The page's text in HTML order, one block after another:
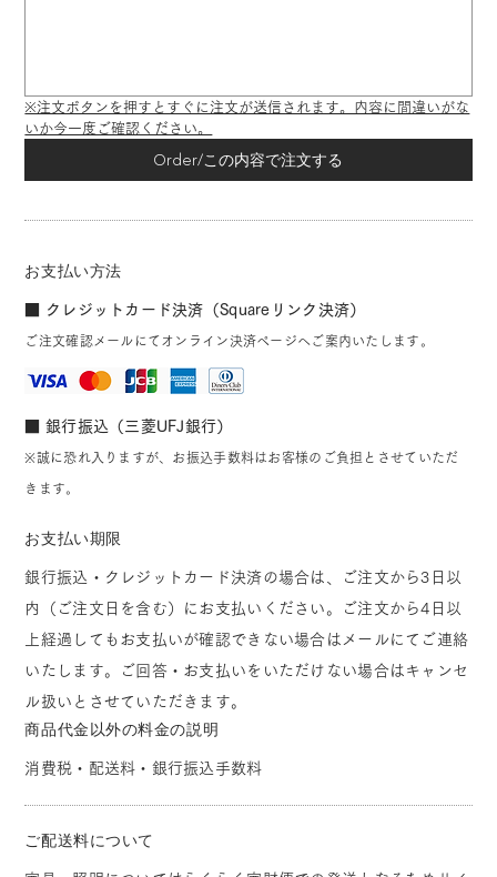
※注文ボタンを押すとすぐに注文が送信されます。内容に間違いがな
いか今一度ご確認ください。
Order/この内容で注文する
お支払い方法
■ クレジットカード決済（Squareリンク決済）
ご注文確認メールにてオンライン決済ページへご案内いたします。
■ 銀行振込（三菱UFJ銀行）
※誠に恐れ入りますが、お振込手数料はお客様のご負担とさせていただ
きます。
お支払い期限
銀行振込・クレジットカード決済の場合は、ご注文から3日以
内（ご注文日を含む）にお支払いください。ご注文から4日以
上経過してもお支払いが確認できない場合はメールにてご連絡
いたします。ご回答・お支払いをいただけない場合はキャンセ
ル扱いとさせていただきます。
商品代金以外の料金の説明
消費税・配送料・銀行振込手数料
ご配送料について